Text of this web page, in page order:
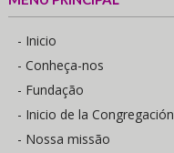
- Inicio
- Conheça-nos
- Fundação
- Inicio de la Congregación
- Nossa missão